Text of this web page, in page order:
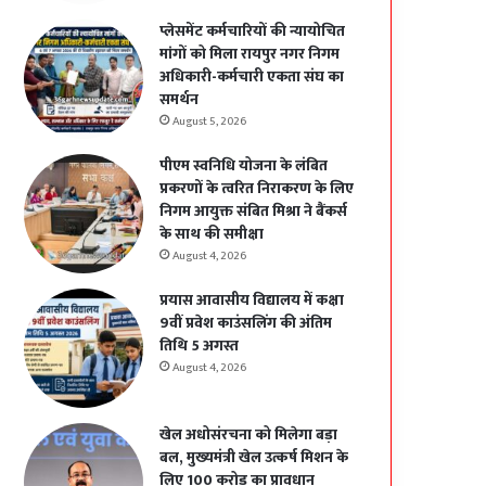
प्लेसमेंट कर्मचारियों की न्यायोचित
मांगों को मिला रायपुर नगर निगम
अधिकारी-कर्मचारी एकता संघ का
समर्थन
August 5, 2026
पीएम स्वनिधि योजना के लंबित
प्रकरणों के त्वरित निराकरण के लिए
निगम आयुक्त संबित मिश्रा ने बैंकर्स
के साथ की समीक्षा
August 4, 2026
प्रयास आवासीय विद्यालय में कक्षा
9वीं प्रवेश काउंसलिंग की अंतिम
तिथि 5 अगस्त
August 4, 2026
खेल अधोसंरचना को मिलेगा बड़ा
बल, मुख्यमंत्री खेल उत्कर्ष मिशन के
लिए 100 करोड़ का प्रावधान